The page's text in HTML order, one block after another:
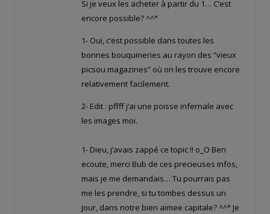
Si je veux les acheter à partir du 1… C’est
encore possible? ^^°
1- Oui, c’est possible dans toutes les
bonnes bouquineries au rayon des “vieux
picsou magazines” où on les trouve encore
relativement facilement.
2- Edit : pffff j’ai une poisse infernale avec
les images moi.
1- Dieu, j’avais zappé ce topic !! o_O Ben
ecoute, merci Bub de ces precieuses infos,
mais je me demandais… Tu pourrais pas
me les prendre, si tu tombes dessus un
jour, dans notre bien aimee capitale? ^^° Je